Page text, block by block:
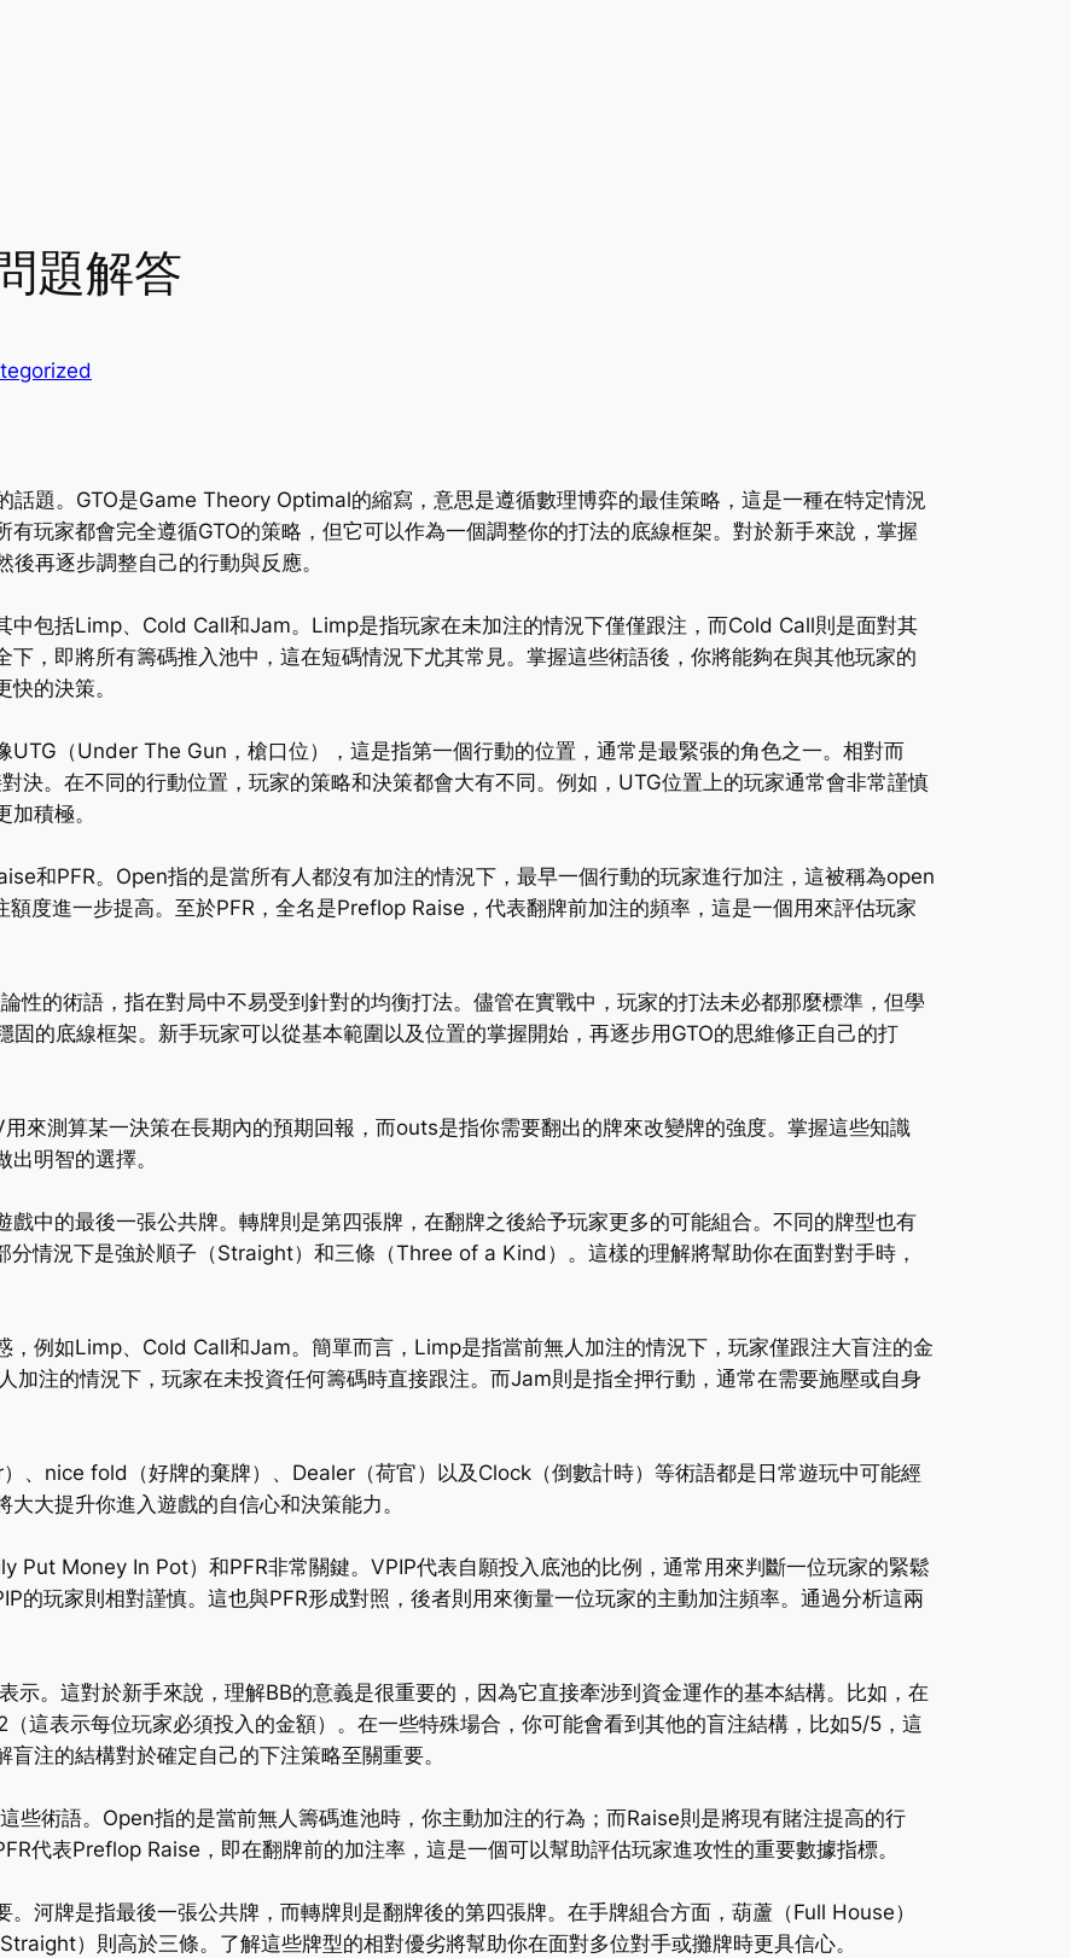
題解答
話題。GTO是Game Theory Optimal的縮寫，意思是遵循數理博弈的最佳策略，這是一種在特定情況
玩家都會完全遵循GTO的策略，但它可以作為一個調整你的打法的底線框架。對於新手來說，掌握
再逐步調整自己的行動與反應。
中包括Limp、Cold Call和Jam。Limp是指玩家在未加注的情況下僅僅跟注，而Cold Call則是面對其
，即將所有籌碼推入池中，這在短碼情況下尤其常見。掌握這些術語後，你將能夠在與其他玩家的
的決策。
UTG（Under The Gun，槍口位），這是指第一個行動的位置，通常是最緊張的角色之一。相對而
決。在不同的行動位置，玩家的策略和決策都會大有不同。例如，UTG位置上的玩家通常會非常謹慎
積極。
和PFR。Open指的是當所有人都沒有加注的情況下，最早一個行動的玩家進行加注，這被稱為open
度進一步提高。至於PFR，全名是Preflop Raise，代表翻牌前加注的頻率，這是一個用來評估玩家
性的術語，指在對局中不易受到針對的均衡打法。儘管在實戰中，玩家的打法未必都那麼標準，但學
固的底線框架。新手玩家可以從基本範圍以及位置的掌握開始，再逐步用GTO的思維修正自己的打
來測算某一決策在長期內的預期回報，而outs是指你需要翻出的牌來改變牌的強度。掌握這些知識
明智的選擇。
中的最後一張公共牌。轉牌則是第四張牌，在翻牌之後給予玩家更多的可能組合。不同的牌型也有
情況下是強於順子（Straight）和三條（Three of a Kind）。這樣的理解將幫助你在面對對手時，
，例如Limp、Cold Call和Jam。簡單而言，Limp是指當前無人加注的情況下，玩家僅跟注大盲注的金
加注的情況下，玩家在未投資任何籌碼時直接跟注。而Jam則是指全押行動，通常在需要施壓或自身
、nice fold（好牌的棄牌）、Dealer（荷官）以及Clock（倒數計時）等術語都是日常遊玩中可能經
大提升你進入遊戲的自信心和決策能力。
Put Money In Pot）和PFR非常關鍵。VPIP代表自願投入底池的比例，通常用來判斷一位玩家的緊鬆
的玩家則相對謹慎。這也與PFR形成對照，後者則用來衡量一位玩家的主動加注頻率。通過分析這兩
示。這對於新手來說，理解BB的意義是很重要的，因為它直接牽涉到資金運作的基本結構。比如，在
這表示每位玩家必須投入的金額）。在一些特殊場合，你可能會看到其他的盲注結構，比如5/5，這
注的結構對於確定自己的下注策略至關重要。
些術語。Open指的是當前無人籌碼進池時，你主動加注的行為；而Raise則是將現有賭注提高的行
代表Preflop Raise，即在翻牌前的加注率，這是一個可以幫助評估玩家進攻性的重要數據指標。
河牌是指最後一張公共牌，而轉牌則是翻牌後的第四張牌。在手牌組合方面，葫蘆（Full House）
）則高於三條。了解這些牌型的相對優劣將幫助你在面對多位對手或攤牌時更具信心。